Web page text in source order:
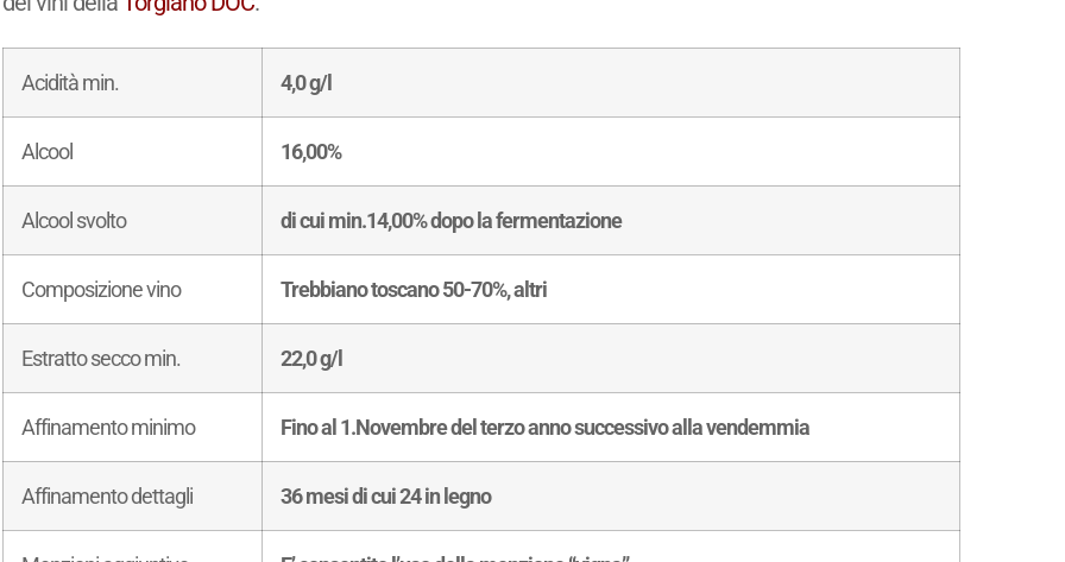
Acidità min. 4,0 g/l
Alcool 16,00%
Alcool svolto di cui min.14,00% dopo la fermentazione
Composizione vino Trebbiano toscano 50-70%, altri
Estratto secco min. 22,0 g/l
Affinamento minimo Fino al 1.Novembre del terzo anno successivo alla vendemmia
Affinamento dettagli 36 mesi di cui 24 in legno